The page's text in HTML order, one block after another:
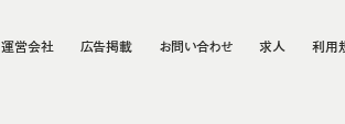
運営会社 広告掲載 お問い合わせ 求人 利用